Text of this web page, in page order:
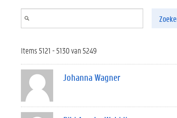
Items 5121 - 5130 van 5249
Johanna Wagner